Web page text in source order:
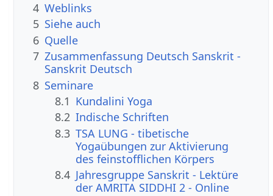
4 Weblinks
5 Siehe auch
6 Quelle
7 Zusammenfassung Deutsch Sanskrit -
Sanskrit Deutsch
8 Seminare
8.1 Kundalini Yoga
8.2 Indische Schriften
8.3 TSA LUNG - tibetische
Yogaübungen zur Aktivierung
des feinstofflichen Körpers
8.4 Jahresgruppe Sanskrit - Lektüre
der AMRITA SIDDHI 2 - Online